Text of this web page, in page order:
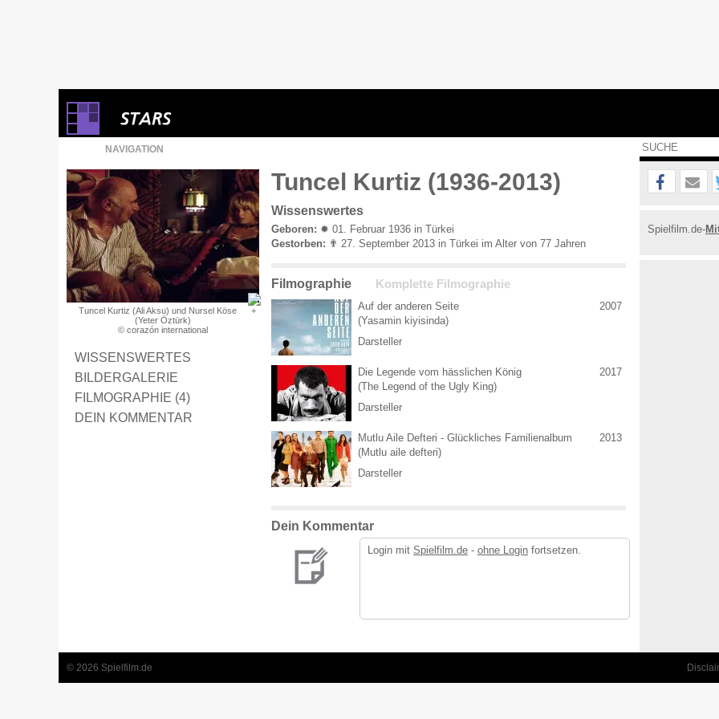
NAVIGATION
Tuncel Kurtiz (Ali Aksu) und Nursel Köse
(Yeter Öztürk)
© corazón international
WISSENSWERTES
BILDERGALERIE
FILMOGRAPHIE (4)
DEIN KOMMENTAR
Tuncel Kurtiz (1936-2013)
Wissenswertes
Geboren: ✹ 01. Februar 1936 in Türkei
Gestorben: ✟ 27. September 2013 in Türkei im Alter von 77 Jahren
Filmographie Komplette Filmographie
Auf der anderen Seite
(Yasamin kiyisinda)
Darsteller
2007
Die Legende vom hässlichen König
(The Legend of the Ugly King)
Darsteller
2017
Mutlu Aile Defteri - Glückliches Familienalbum
(Mutlu aile defteri)
Darsteller
2013
Dein Kommentar
Login mit Spielfilm.de - ohne Login fortsetzen.
Spielfilm.de-
© 2026 Spielfilm.de